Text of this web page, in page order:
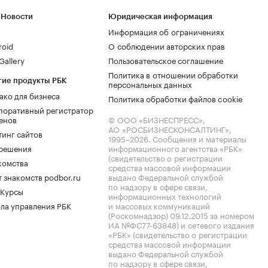
продукты РБК
для бизнеса
регистратор
сайтов
знакомств podbor.ru
управления РБК
Юридическая информация
Информация об ограничениях
О соблюдении авторских прав
Пользовательское соглашение
Политика в отношении обработки
персональных данных
Политика обработки файлов cookie
© ООО «БИЗНЕСПРЕСС»,
АО «РОСБИЗНЕСКОНСАЛТИНГ»,
1995–2026. Сообщения и материалы
информационного агентства «РБК»
(свидетельство о регистрации
средства массовой информации
выдано Федеральной службой
по надзору в сфере связи,
информационных технологий
и массовых коммуникаций
(Роскомнадзор) 09.12.2015 за номером
ИА №ФС77-63848) и сетевого издания
«РБК» (свидетельство о регистрации
средства массовой информации
выдано Федеральной службой
по надзору в сфере связи,